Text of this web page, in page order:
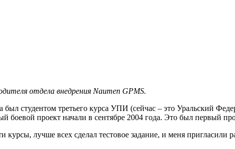
отдела внедрения Naumen GPMS.
был студентом третьего курса УПИ (сейчас – это Уральский
проект начали в сентябре 2004 года. Это был первый
лучше всех сделал тестовое задание, и меня пригласили